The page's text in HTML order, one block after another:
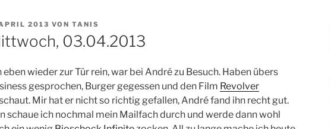
2013 VON TANIS
03.04.2013
eben wieder zur Tür rein, war bei André zu Besuch. Haben übers
gesprochen, Burger gegessen und den Film Revolver
Mir hat er nicht so richtig gefallen, André fand ihn recht gut.
schaue ich nochmal mein Mailfach durch und werde dann wohl